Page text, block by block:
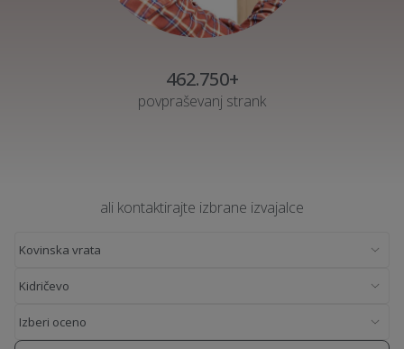
462.750+
povpraševanj strank
ali kontaktirajte izbrane izvajalce